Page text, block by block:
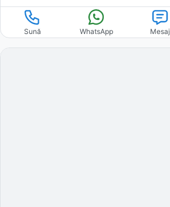
Sună WhatsApp Mesaj